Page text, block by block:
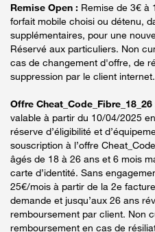
Remise Open : Remise de 3€ à
forfait mobile choisi ou détenu,
supplémentaires, pour une
Réservé aux particuliers. Non
cas de changement d'offre, de
suppression par le client internet.
Offre Cheat_Code_Fibre_18_26
valable à partir du 10/04/2025
réserve d’éligibilité et
souscription à l’offre
âgés de 18 à 26 ans et 6 mois
carte d’identité. Sans
25€/mois à partir de la 2e
demande et jusqu’aux 26 ans
remboursement par client. Non
remboursement en cas de